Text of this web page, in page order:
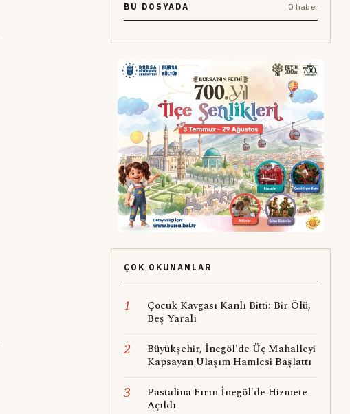
BU DOSYADA 0 haber
ÇOK OKUNANLAR
1
Çocuk Kavgası Kanlı Bitti: Bir Ölü,
Beş Yaralı
2
Büyükşehir, İnegöl'de Üç Mahalleyi
Kapsayan Ulaşım Hamlesi Başlattı
3
Pastalina Fırın İnegöl'de Hizmete
Açıldı